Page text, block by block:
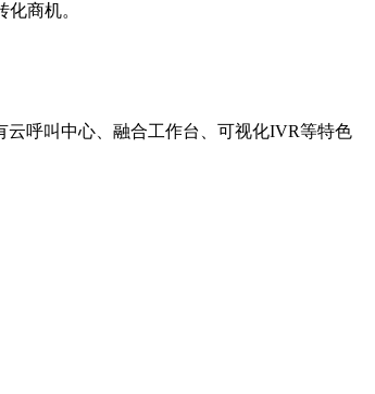
商机。
呼叫中心、融合工作台、可视化IVR等特色